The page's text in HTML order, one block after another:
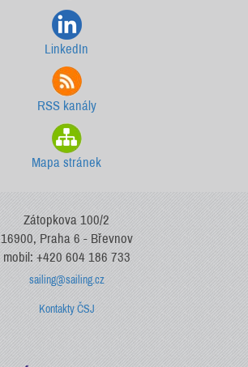
LinkedIn
RSS kanály
Mapa stránek
Zátopkova 100/2
16900, Praha 6 - Břevnov
mobil: +420 604 186 733
sailing@sailing.cz
Kontakty ČSJ